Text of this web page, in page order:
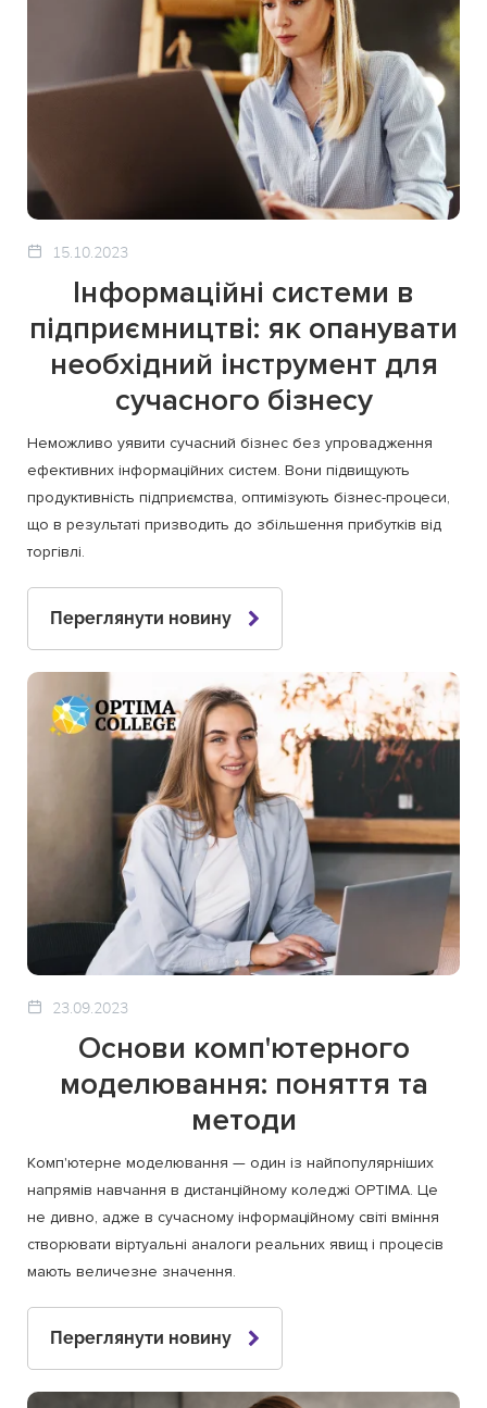
15.10.2023
Інформаційні системи в
підприємництві: як опанувати
необхідний інструмент для
сучасного бізнесу
Неможливо уявити сучасний бізнес без упровадження
ефективних інформаційних систем. Вони підвищують
продуктивність підприємства, оптимізують бізнес-процеси,
що в результаті призводить до збільшення прибутків від
торгівлі.
Переглянути новину
23.09.2023
Основи комп'ютерного
моделювання: поняття та
методи
Комп'ютерне моделювання — один із найпопулярніших
напрямів навчання в дистанційному коледжі OPTIMA. Це
не дивно, адже в сучасному інформаційному світі вміння
створювати віртуальні аналоги реальних явищ і процесів
мають величезне значення.
Переглянути новину